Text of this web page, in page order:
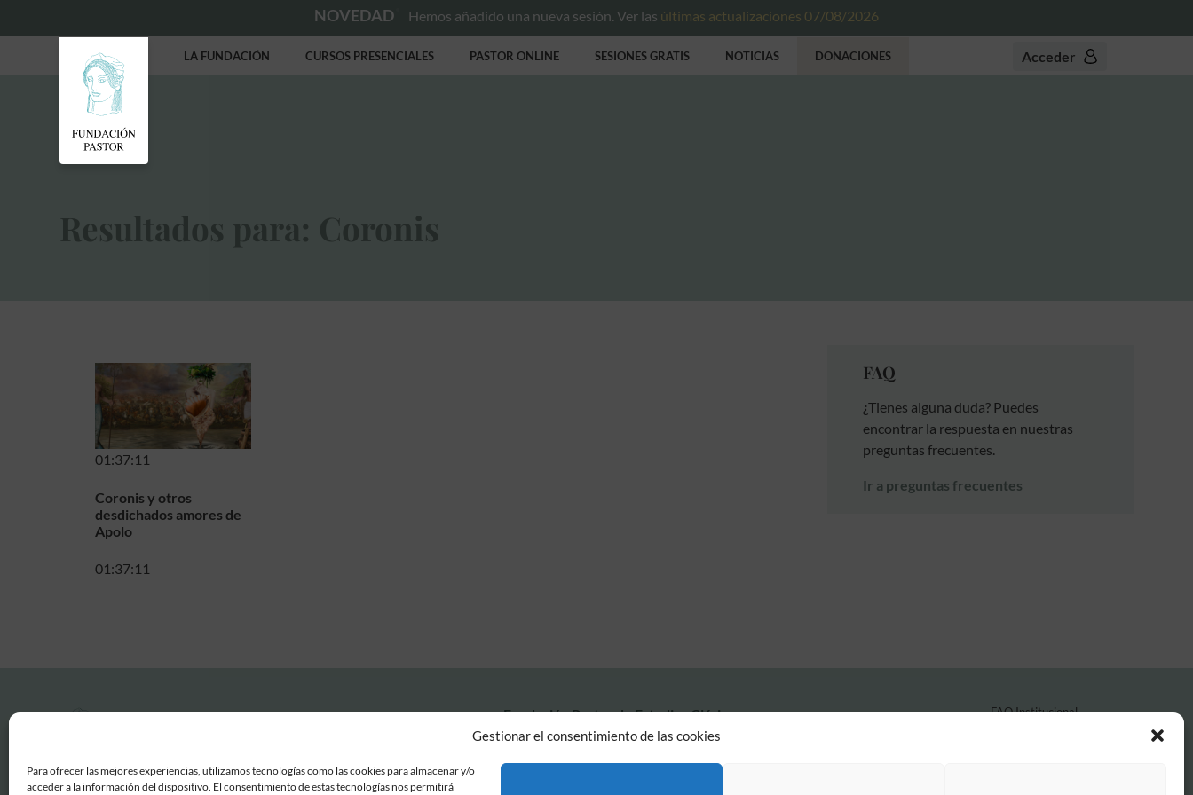
Gestionar el consentimiento de las cookies
Para ofrecer las mejores experiencias, utilizamos tecnologías como las cookies para almacenar y/o
acceder a la información del dispositivo. El consentimiento de estas tecnologías nos permitirá
NOVEDAD Hemos añadido una nueva sesión. Ver las últimas actualizaciones 07/08/2026
LA FUNDACIÓN CURSOS PRESENCIALES PASTOR ONLINE SESIONES GRATIS NOTICIAS DONACIONES Acceder
Resultados para: Coronis
01:37:11
Coronis y otros
desdichados amores de
Apolo
01:37:11
FAQ
¿Tienes alguna duda? Puedes
encontrar la respuesta en nuestras
preguntas frecuentes.
Ir a preguntas frecuentes
Fundación Pastor de Estudios Clásicos
Calle Serrano, 107. Madrid, 28006.
FAQ Institucional